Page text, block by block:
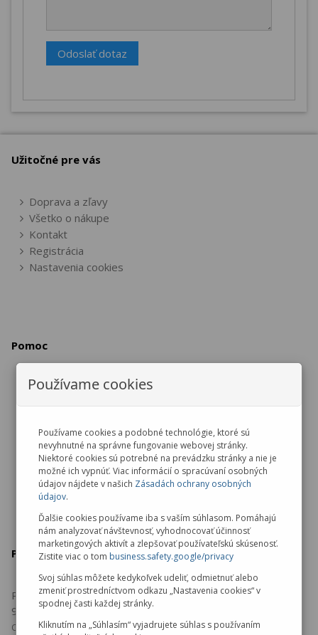
Odoslať dotaz
Užitočné pre vás
Doprava a zľavy
Všetko o nákupe
Kontakt
Registrácia
Nastavenia cookies
Používame cookies
Používame cookies a podobné technológie, ktoré sú
nevyhnutné na správne fungovanie webovej stránky.
Niektoré cookies sú potrebné na prevádzku stránky a nie je
možné ich vypnúť. Viac informácií o spracúvaní osobných
údajov nájdete v našich Zásadách ochrany osobných
údajov.
Ďalšie cookies používame iba s vaším súhlasom. Pomáhajú
nám analyzovať návštevnosť, vyhodnocovať účinnosť
marketingových aktivít a zlepšovať používateľskú skúsenosť.
Zistite viac o tom business.safety.google/privacy
Svoj súhlas môžete kedykoľvek udeliť, odmietnuť alebo
zmeniť prostredníctvom odkazu „Nastavenia cookies“ v
spodnej časti každej stránky.
Kliknutím na „Súhlasím“ vyjadrujete súhlas s používaním
Pomoc
Vrátenie / výmena tovaru
Reklamácia tovaru
Ochrana osobných údajov
Predajňa v Malackách
Pezinská 5103
901 01 Malacky
Otváracie hodiny: